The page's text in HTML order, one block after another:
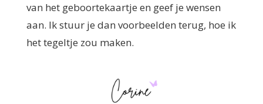
van het geboortekaartje en geef je wensen
aan. Ik stuur je dan voorbeelden terug, hoe ik
het tegeltje zou maken.